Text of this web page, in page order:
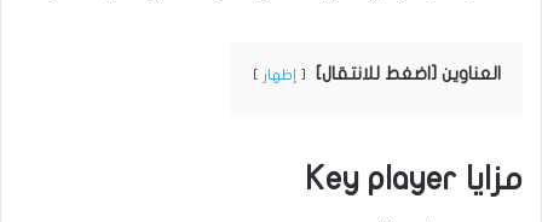
العناوين [اضغط للانتقال] إظهار
مزايا Key player